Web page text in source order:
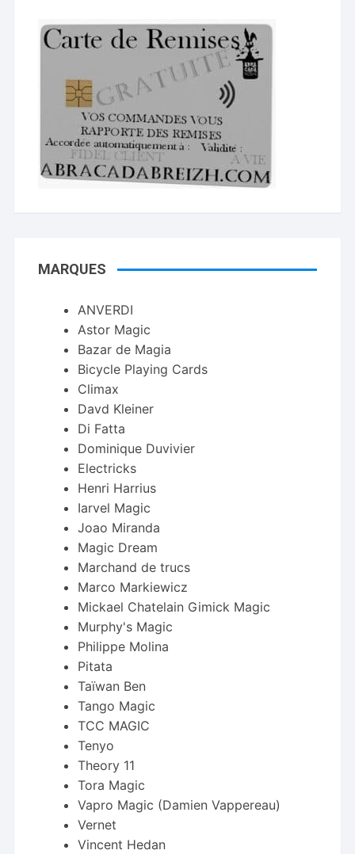
MARQUES
ANVERDI
Astor Magic
Bazar de Magia
Bicycle Playing Cards
Climax
Davd Kleiner
Di Fatta
Dominique Duvivier
Electricks
Henri Harrius
Iarvel Magic
Joao Miranda
Magic Dream
Marchand de trucs
Marco Markiewicz
Mickael Chatelain Gimick Magic
Murphy's Magic
Philippe Molina
Pitata
Taïwan Ben
Tango Magic
TCC MAGIC
Tenyo
Theory 11
Tora Magic
Vapro Magic (Damien Vappereau)
Vernet
Vincent Hedan